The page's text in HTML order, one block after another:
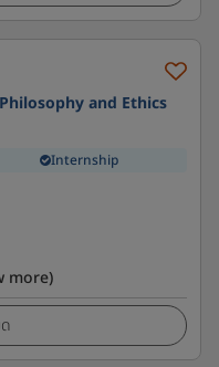
and Ethics
Internship
more)